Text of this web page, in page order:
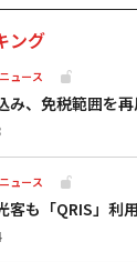
ング
ュース
み、免税範囲を再
ュース
客も「QRIS」利